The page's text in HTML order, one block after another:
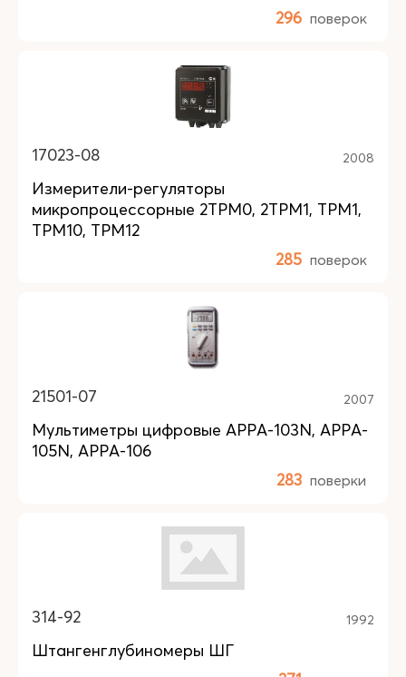
296 поверок
17023-08 2008
Измерители-регуляторы
микропроцессорные 2ТРМ0, 2ТРМ1, ТРМ1,
ТРМ10, ТРМ12
285 поверок
21501-07 2007
Мультиметры цифровые APPA-103N, APPA-
105N, APPA-106
283 поверки
314-92 1992
Штангенглубиномеры ШГ